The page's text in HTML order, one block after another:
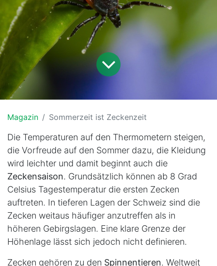
Magazin Sommerzeit ist Zeckenzeit
Die Temperaturen auf den Thermometern steigen,
die Vorfreude auf den Sommer dazu, die Kleidung
wird leichter und damit beginnt auch die
Zeckensaison. Grundsätzlich können ab 8 Grad
Celsius Tagestemperatur die ersten Zecken
auftreten. In tieferen Lagen der Schweiz sind die
Zecken weitaus häufiger anzutreffen als in
höheren Gebirgslagen. Eine klare Grenze der
Höhenlage lässt sich jedoch nicht definieren.
Zecken gehören zu den Spinnentieren. Weltweit